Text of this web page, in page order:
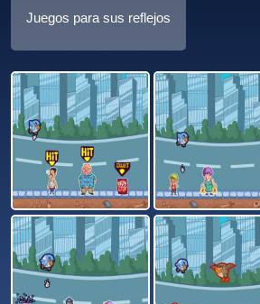
Juegos para sus reflejos